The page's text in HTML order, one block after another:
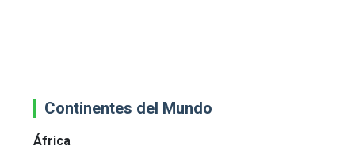
Continentes del Mundo
África